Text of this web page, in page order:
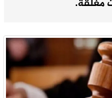
مغلقة.